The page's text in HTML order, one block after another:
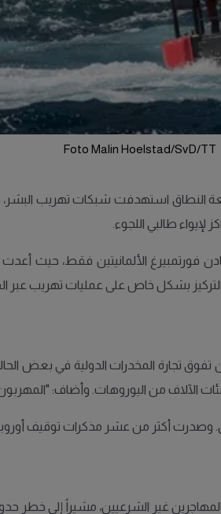
Foto Malin Hoelstad/SvD/TT
النطاق استهدفت شبكات تهريب
طالبي اللجوء.
فيستفالن وبادن فورتمبيرغ الألمانيتين
بشكل خاص على عمليات تهريب عبر
الآلاف من اليوروهات. وأضاف: "المهربون
وصدرت أكثر من عشر مذكرات